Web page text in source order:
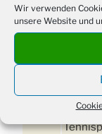
Wir verwenden
unsere Website und
Kinder